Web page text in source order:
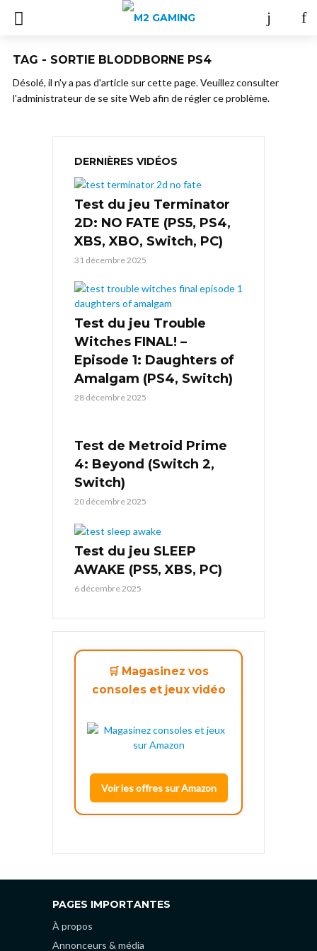
TAG - SORTIE BLODDBORNE PS4
Désolé, il n'y a pas d'article sur cette page. Veuillez consulter
l'administrateur de se site Web afin de régler ce problème.
DERNIÈRES VIDÉOS
Test du jeu Terminator
2D: NO FATE (PS5, PS4,
XBS, XBO, Switch, PC)
31 décembre 2025
Test du jeu Trouble
Witches FINAL! –
Episode 1: Daughters of
Amalgam (PS4, Switch)
28 décembre 2025
Test de Metroid Prime
4: Beyond (Switch 2,
Switch)
20 décembre 2025
Test du jeu SLEEP
AWAKE (PS5, XBS, PC)
6 décembre 2025
🛒 Magasinez vos
consoles et jeux vidéo
Voir les offres sur Amazon
PAGES IMPORTANTES
À propos
Annonceurs & média